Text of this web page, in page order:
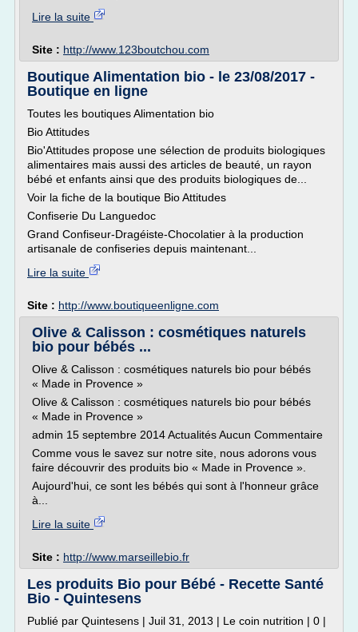
Lire la suite
Site : http://www.123boutchou.com
Boutique Alimentation bio - le 23/08/2017 -
Boutique en ligne
Toutes les boutiques Alimentation bio
Bio Attitudes
Bio'Attitudes propose une sélection de produits biologiques
alimentaires mais aussi des articles de beauté, un rayon
bébé et enfants ainsi que des produits biologiques de...
Voir la fiche de la boutique Bio Attitudes
Confiserie Du Languedoc
Grand Confiseur-Dragéiste-Chocolatier à la production
artisanale de confiseries depuis maintenant...
Lire la suite
Site : http://www.boutiqueenligne.com
Olive & Calisson : cosmétiques naturels
bio pour bébés ...
Olive & Calisson : cosmétiques naturels bio pour bébés
« Made in Provence »
Olive & Calisson : cosmétiques naturels bio pour bébés
« Made in Provence »
admin 15 septembre 2014 Actualités Aucun Commentaire
Comme vous le savez sur notre site, nous adorons vous
faire découvrir des produits bio « Made in Provence ».
Aujourd'hui, ce sont les bébés qui sont à l'honneur grâce
à...
Lire la suite
Site : http://www.marseillebio.fr
Les produits Bio pour Bébé - Recette Santé
Bio - Quintesens
Publié par Quintesens | Juil 31, 2013 | Le coin nutrition | 0 |